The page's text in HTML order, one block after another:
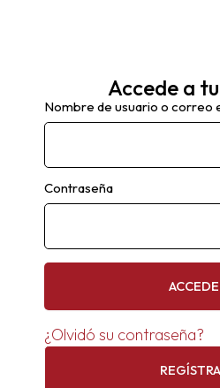
Accede a
Nombre de usuario o correo
Contraseña
¿Olvidó su contraseña?